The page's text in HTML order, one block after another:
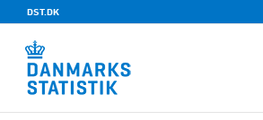
DST.DK